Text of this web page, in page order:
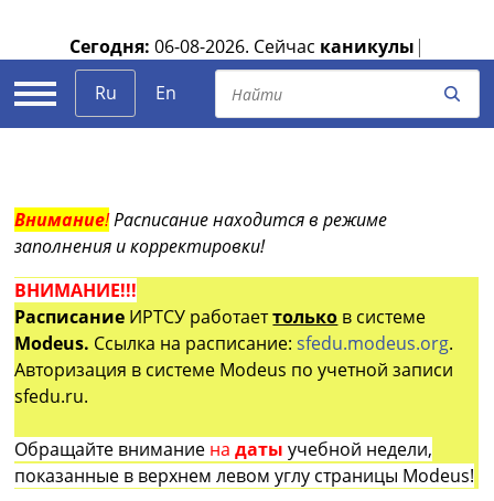
Сегодня: 06-08-2026. Сейчас каникулы |
Ru
En
Внимание!Расписание находится в режиме
заполнения и корректировки!
ВНИМАНИЕ!!!
Расписание ИРТСУ работаеттолько в системе
Modeus. Ссылка на расписание:sfedu.modeus.org.
Авторизация в системе Modeus по учетной записи
sfedu.ru.
Обращайте внимание на датыучебной недели,
показанные в верхнем левом углу страницы Modeus!